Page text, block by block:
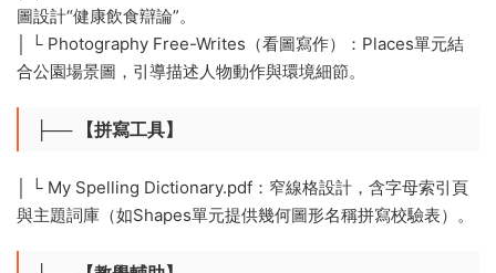
圖設計“健康飲食辯論”。
│ └️ Photography Free-Writes（看圖寫作）：Places單元結
合公園場景圖，引導描述人物動作與環境細節。
├── 【拼寫工具】
│ └️ My Spelling Dictionary.pdf：窄線格設計，含字母索引頁
與主題詞庫（如Shapes單元提供幾何圖形名稱拼寫校驗表）。